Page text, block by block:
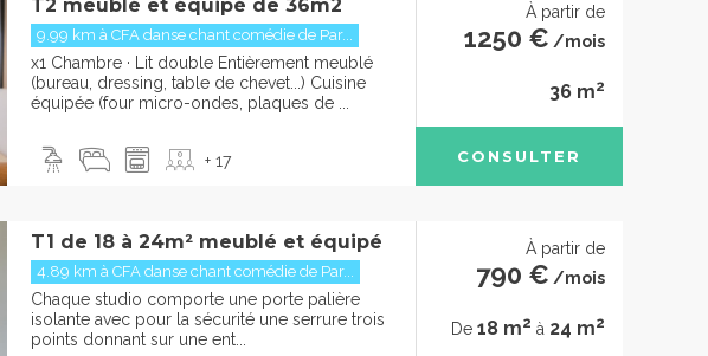
T2 meublé et équipé de 36m2
9.99 km à CFA danse chant comédie de Par...
x1 Chambre · Lit double Entièrement meublé
(bureau, dressing, table de chevet...) Cuisine
équipée (four micro-ondes, plaques de ...
+ 17
À partir de
1250 € /mois
36 m2
CONSULTER
T1 de 18 à 24m² meublé et équipé
4.89 km à CFA danse chant comédie de Par...
Chaque studio comporte une porte palière
isolante avec pour la sécurité une serrure trois
points donnant sur une ent...
À partir de
790 € /mois
De 18 m2 à 24 m2